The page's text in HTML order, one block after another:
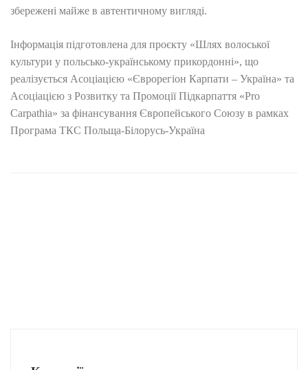
збережені майже в автентичному вигляді.
Інформація підготовлена для проєкту «Шлях волоської
культури у польсько-українському прикордонні», що
реалізується Асоціацією «Єврорегіон Карпати – Україна» та
Асоціацією з Розвитку та Промоції Підкарпаття «Pro
Carpathia» за фінансування Європейського Союзу в рамках
Програма ТКС Польща-Білорусь-Україна